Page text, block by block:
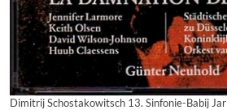
Dimitrij Schostakowitsch 13. Sinfonie-Babij Jar